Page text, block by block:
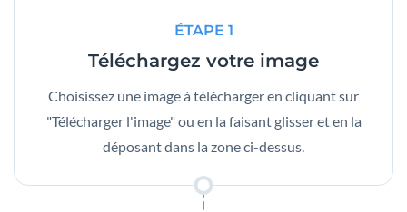
ÉTAPE 1
Téléchargez votre image
Choisissez une image à télécharger en cliquant sur
"Télécharger l'image" ou en la faisant glisser et en la
déposant dans la zone ci-dessus.